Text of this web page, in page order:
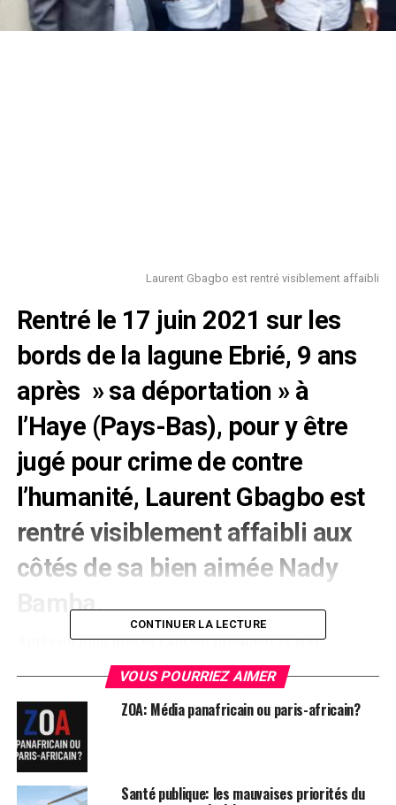
Laurent Gbagbo est rentré visiblement affaibli
Rentré le 17 juin 2021 sur les
bords de la lagune Ebrié, 9 ans
après » sa déportation » à
l’Haye (Pays-Bas), pour y être
jugé pour crime de contre
l’humanité, Laurent Gbagbo est
rentré visiblement affaibli aux
côtés de sa bien aimée Nady
Bamba.
Après un long procès l’ancien président et son
codétenu Blé ont été acquittés de toutes les charges
retenues par l’accusation conduite par madame Fatou
Bensouda, procureure de la Cour Pénale Internationale
(CPI).
Laurent Gbagbo, juste après son acquittement avait
alors manifesté le désir ardent de revenir en Côte
CONTINUER LA LECTURE
VOUS POURRIEZ AIMER
ZOA: Média panafricain ou paris-africain?
Santé publique: les mauvaises priorités du